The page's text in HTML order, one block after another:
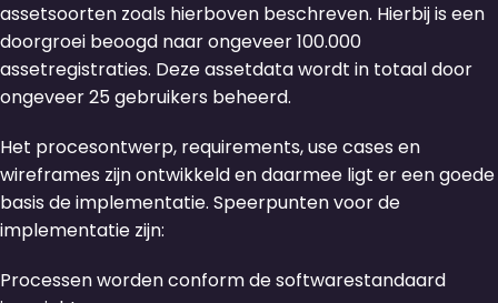
assetsoorten zoals hierboven beschreven. Hierbij is een
doorgroei beoogd naar ongeveer 100.000
assetregistraties. Deze assetdata wordt in totaal door
ongeveer 25 gebruikers beheerd.
Het procesontwerp, requirements, use cases en
wireframes zijn ontwikkeld en daarmee ligt er een goede
basis de implementatie. Speerpunten voor de
implementatie zijn:
Processen worden conform de softwarestandaard